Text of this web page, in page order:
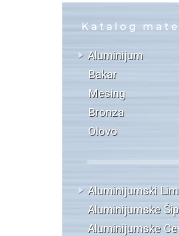
Katalog
Aluminijum
Bakar
Mesing
Bronza
Olovo
Aluminijumski
Aluminijumske
Aluminijumske